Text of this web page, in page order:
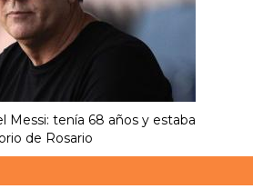
Messi: tenía 68 años y estaba
de Rosario